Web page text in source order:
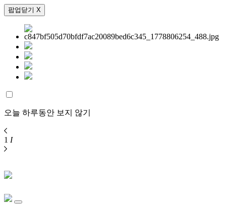
팝업닫기 X
오늘 하루동안 보지 않기
1 I